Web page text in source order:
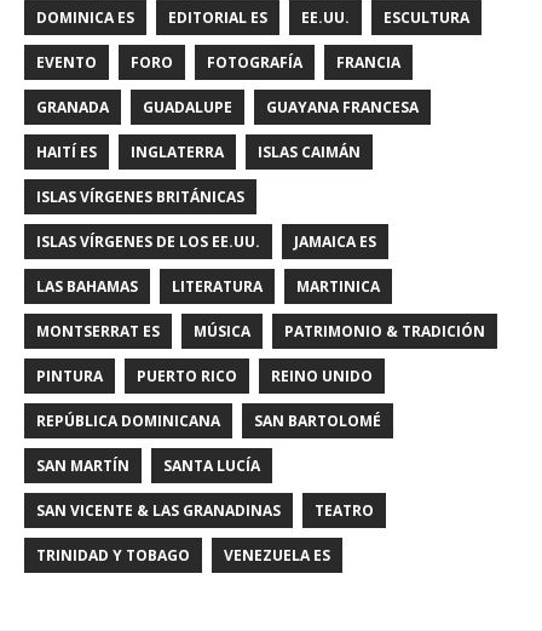
DOMINICA ES EDITORIAL ES EE.UU. ESCULTURA
EVENTO FORO FOTOGRAFÍA FRANCIA
GRANADA GUADALUPE GUAYANA FRANCESA
HAITÍ ES INGLATERRA ISLAS CAIMÁN
ISLAS VÍRGENES BRITÁNICAS
ISLAS VÍRGENES DE LOS EE.UU. JAMAICA ES
LAS BAHAMAS LITERATURA MARTINICA
MONTSERRAT ES MÚSICA PATRIMONIO & TRADICIÓN
PINTURA PUERTO RICO REINO UNIDO
REPÚBLICA DOMINICANA SAN BARTOLOMÉ
SAN MARTÍN SANTA LUCÍA
SAN VICENTE & LAS GRANADINAS TEATRO
TRINIDAD Y TOBAGO VENEZUELA ES